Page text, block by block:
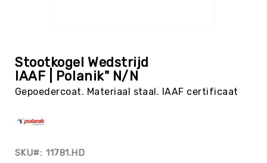
Basketbal
Beachvolleybal
Boksen
Pool
het
begin
van
de
Stootkogel Wedstrijd
IAAF | Polanik" N/N
Gepoedercoat. Materiaal staal. IAAF certificaat
SKU 11781.HD